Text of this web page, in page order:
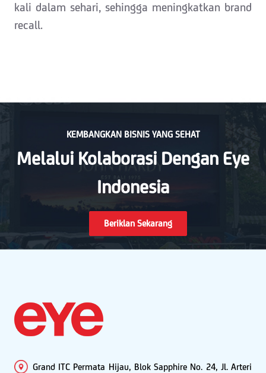
kali dalam sehari, sehingga meningkatkan brand
recall.
KEMBANGKAN BISNIS YANG SEHAT
Melalui Kolaborasi Dengan Eye
Indonesia
Beriklan Sekarang
Grand ITC Permata Hijau, Blok Sapphire No. 24, Jl. Arteri